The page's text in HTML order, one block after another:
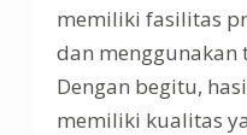
memiliki fasilitas
dan menggunakan
Dengan begitu,
memiliki kualitas